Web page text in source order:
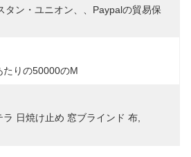
タン・ユニオン、、Paypalの貿易保
たりの50000のm
ラ 日焼け止め 窓ブラインド 布